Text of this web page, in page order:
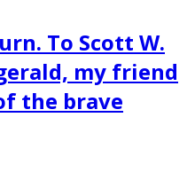
To Scott W.
my friend
the brave